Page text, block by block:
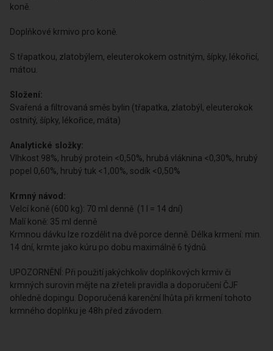
koně.
Doplňkové krmivo pro koně.
S třapatkou, zlatobýlem, eleuterokokem ostnitým, šípky, lékořicí,
mátou.
Složení:
Svařená a filtrovaná směs bylin (třapatka, zlatobýl, eleuterokok
ostnitý, šípky, lékořice, máta)
Analytické složky:
Vlhkost 98%, hrubý protein <0,50%, hrubá vláknina <0,30%, hrubý
popel 0,60%, hrubý tuk <1,00%, sodík <0,50%
Krmný návod:
Velcí koně (600 kg): 70 ml denně (1 l = 14 dní)
Malí koně: 35 ml denně
Krmnou dávku lze rozdělit na dvě porce denně. Délka krmení: min.
14 dní, krmte jako kúru po dobu maximálně 6 týdnů.
UPOZORNĚNÍ: Při použití jakýchkoliv doplňkových krmiv či
krmných surovin mějte na zřeteli pravidla a doporučení ČJF
ohledně dopingu. Doporučená karenční lhůta při krmení tohoto
krmného doplňku je 48h před závodem.